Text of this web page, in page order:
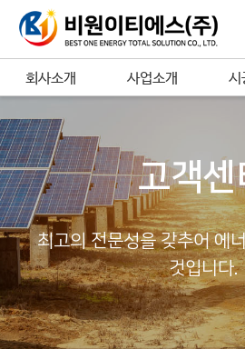
회사소개 사업소개 시
고객센
최고의 전문성을 갖추어 에
것입니다.